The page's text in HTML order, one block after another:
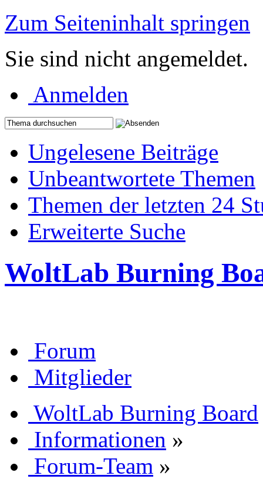
Zum Seiteninhalt springen
Sie sind nicht angemeldet.
Anmelden
Ungelesene Beiträge
Unbeantwortete Themen
Themen der letzten 24
Erweiterte Suche
WoltLab Burning
Forum
Mitglieder
WoltLab Burning Board
Informationen »
Forum-Team »